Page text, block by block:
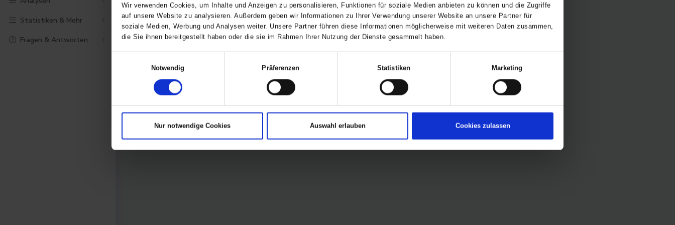
Wir verwenden Cookies, um Inhalte und Anzeigen zu personalisieren, Funktionen für soziale Medien anbieten zu können und die Zugriffe
auf unsere Website zu analysieren. Außerdem geben wir Informationen zu Ihrer Verwendung unserer Website an unsere Partner für
soziale Medien, Werbung und Analysen weiter. Unsere Partner führen diese Informationen möglicherweise mit weiteren Daten zusammen,
die Sie ihnen bereitgestellt haben oder die sie im Rahmen Ihrer Nutzung der Dienste gesammelt haben.
Notwendig
Präferenzen Statistiken Marketing
Nur notwendige Cookies Auswahl erlauben Cookies zulassen
Statistiken & Mehr
Fragen & Antworten
info@com-analytics.de
Auch bei Verbesserungsvorschlägen, Fragen und genereller Meinung zur
Seite gerne eine E-Mail schreiben!